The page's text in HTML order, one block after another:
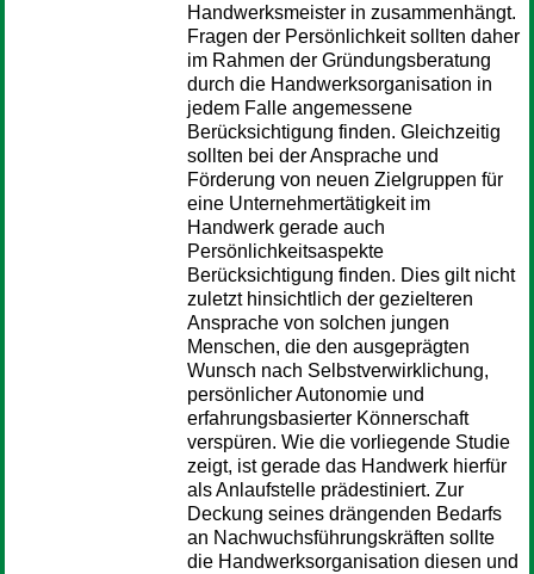
Handwerksmeister in zusammenhängt.
Fragen der Persönlichkeit sollten daher
im Rahmen der Gründungsberatung
durch die Handwerksorganisation in
jedem Falle angemessene
Berücksichtigung finden. Gleichzeitig
sollten bei der Ansprache und
Förderung von neuen Zielgruppen für
eine Unternehmertätigkeit im
Handwerk gerade auch
Persönlichkeitsaspekte
Berücksichtigung finden. Dies gilt nicht
zuletzt hinsichtlich der gezielteren
Ansprache von solchen jungen
Menschen, die den ausgeprägten
Wunsch nach Selbstverwirklichung,
persönlicher Autonomie und
erfahrungsbasierter Könnerschaft
verspüren. Wie die vorliegende Studie
zeigt, ist gerade das Handwerk hierfür
als Anlaufstelle prädestiniert. Zur
Deckung seines drängenden Bedarfs
an Nachwuchsführungskräften sollte
die Handwerksorganisation diesen und